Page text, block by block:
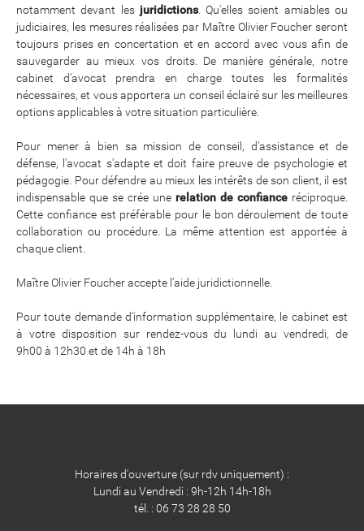
notamment devant les juridictions. Qu'elles soient amiables ou
judiciaires, les mesures réalisées par Maître Olivier Foucher seront
toujours prises en concertation et en accord avec vous afin de
sauvegarder au mieux vos droits. De manière générale, notre
cabinet d'avocat prendra en charge toutes les formalités
nécessaires, et vous apportera un conseil éclairé sur les meilleures
options applicables à votre situation particulière.
Pour mener à bien sa mission de conseil, d'assistance et de
défense, l'avocat s'adapte et doit faire preuve de psychologie et
pédagogie. Pour défendre au mieux les intérêts de son client, il est
indispensable que se crée une relation de confiance réciproque.
Cette confiance est préférable pour le bon déroulement de toute
collaboration ou procédure. La même attention est apportée à
chaque client.
Maître Olivier Foucher accepte l'aide juridictionnelle.
Pour toute demande d'information supplémentaire, le cabinet est
à votre disposition sur rendez-vous du lundi au vendredi, de
9h00 à 12h30 et de 14h à 18h
Horaires d'ouverture (sur rdv uniquement) :
Lundi au Vendredi : 9h-12h 14h-18h
tél. : 06 73 28 28 50